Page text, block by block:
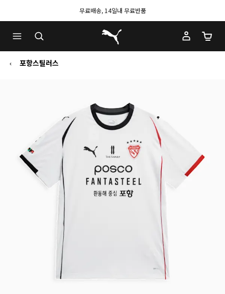
무료배송, 14일내 무료반품
푸마 홈
장바
포항스틸러스